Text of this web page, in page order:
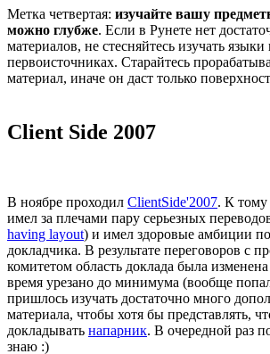
Метка четвертая: изучайте вашу
можно глубже. Если в Рунете нет
материалов, не стесняйтесь изучать языки
первоисточниках. Старайтесь
материал, иначе он даст только
Client Side 2007
В ноябре проходил ClientSide'2007. К
имел за плечами пару серьезных
having layout) и имел здоровые амбиции
докладчика. В результате переговоров с
комитетом область доклада была
время урезано до минимума (вообще
пришлось изучать достаточно много
материала, чтобы хотя бы представлять,
докладывать напарник. В очередной раз
знаю :)